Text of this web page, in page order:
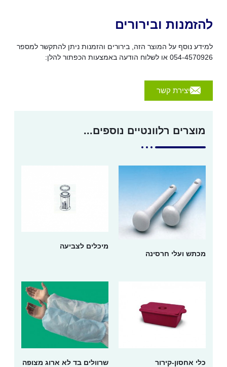
להזמנות ובירורים
למידע נוסף על המוצר הזה, בירורים והזמנות ניתן להתקשר למספר
054-4570926 או לשלוח הודעה באמצעות הכפתור להלן:
יצירת קשר
מוצרים רלוונטיים נוספים...
מכתש ועלי חרסינה
מיכלים לצביעה
כלי אחסון-קירור שרוולים בד לא ארוג מצופה